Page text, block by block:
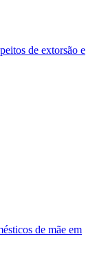
de extorsão e
de mãe em